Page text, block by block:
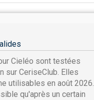
Cieléo sont testées
sur CeriseClub. Elles
utilisables en août 2026.
qu'après un certain